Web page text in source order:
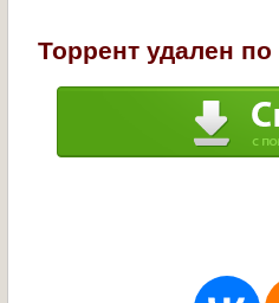
Торрент удален